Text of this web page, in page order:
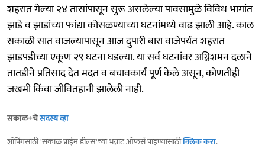
शहरात गेल्या २४ तासांपासून सुरू असलेल्या पावसामुळे विविध भागांत
झाडे व झाडांच्या फांद्या कोसळण्याच्या घटनांमध्ये वाढ झाली आहे. काल
सकाळी सात वाजल्यापासून आज दुपारी बारा वाजेपर्यंत शहरात
झाडपडीच्या एकूण २९ घटना घडल्या. या सर्व घटनांवर अग्निशमन दलाने
तातडीने प्रतिसाद देत मदत व बचावकार्य पूर्ण केले असून, कोणतीही
जखमी किंवा जीवितहानी झालेली नाही.
सकाळ+चेसदस्य व्हा
शॉपिंगसाठी 'सकाळ प्राईम डील्स'च्या भन्नाट ऑफर्स पाहण्यासाठीक्लिक करा.